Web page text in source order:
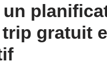
un
gratuit